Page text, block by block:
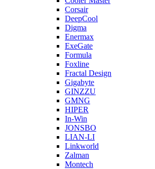
Corsair
DeepCool
Digma
Enermax
ExeGate
Formula
Foxline
Fractal Design
Gigabyte
GINZZU
GMNG
HIPER
In-Win
JONSBO
LIAN-LI
Linkworld
Zalman
Montech